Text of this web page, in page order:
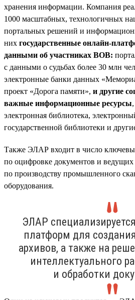
хранения информации. Компания
1000 масштабных, технологичных
портальных решений и
них государственные онлайн-
данными об участниках ВОВ:
с данными о судьбах более 30 млн
электронные банки данных
проект «Дорога памяти», и другие
важные информационные ресурсы
электронная библиотека,
государственной библиотеки и
Также ЭЛАР входит в число
по оцифровке документов и
по производству промышленного
оборудования.
ЭЛАР
платформ для
архивов, а также на
интеллектуального
и обработки